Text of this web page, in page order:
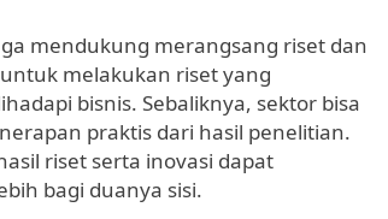
mendukung merangsang riset dan
melakukan riset yang
bisnis. Sebaliknya, sektor bisa
praktis dari hasil penelitian.
riset serta inovasi dapat
bagi duanya sisi.